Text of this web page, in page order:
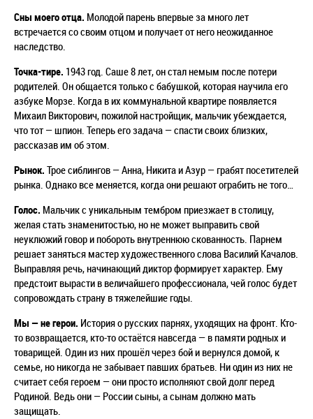
Сны моего отца. Молодой парень впервые за много лет
встречается со своим отцом и получает от него неожиданное
наследство.
Точка-тире. 1943 год. Саше 8 лет, он стал немым после потери
родителей. Он общается только с бабушкой, которая научила его
азбуке Морзе. Когда в их коммунальной квартире появляется
Михаил Викторович, пожилой настройщик, мальчик убеждается,
что тот—шпион. Теперь его задача —спасти своих близких,
рассказав им об этом.
Рынок. Трое сиблингов —Анна, Никита и Азур —грабят посетителей
рынка. Однако все меняется, когда они решают ограбить не того…
Голос. Мальчик с уникальным тембром приезжает в столицу,
желая стать знаменитостью, но не может выправить свой
неуклюжий говор и побороть внутреннюю скованность. Парнем
решает заняться мастер художественного слова Василий Качалов.
Выправляя речь, начинающий диктор формирует характер. Ему
предстоит вырасти в величайшего профессионала, чей голос будет
сопровождать страну в тяжелейшие годы.
Мы —не герои. История о русских парнях, уходящих на фронт. Кто-
то возвращается, кто-то остаётся навсегда — в памяти родных и
товарищей. Один из них прошёл через бой и вернулся домой, к
семье, но никогда не забывает павших братьев. Ни один из них не
считает себя героем — они просто исполняют свой долг перед
Родиной. Ведь они — России сыны, а сынам должно мать
защищать.